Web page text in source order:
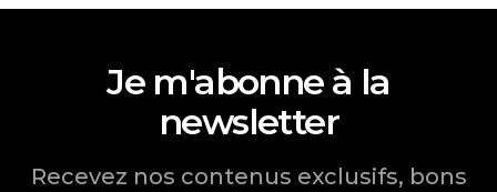
Je m'abonne à la
newsletter
Recevez nos contenus exclusifs, bons